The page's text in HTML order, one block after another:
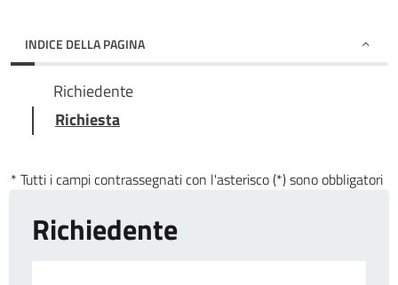
INDICE DELLA PAGINA
Richiedente
Richiesta
* Tutti i campi contrassegnati con l'asterisco (*) sono obbligatori
Richiedente